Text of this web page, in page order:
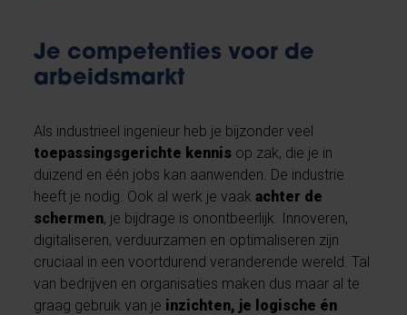
Je competenties voor de
arbeidsmarkt
Als industrieel ingenieur heb je bijzonder veel
toepassingsgerichte kennis op zak, die je in
duizend en één jobs kan aanwenden. De industrie
heeft je nodig. Ook al werk je vaak achter de
schermen, je bijdrage is onontbeerlijk. Innoveren,
digitaliseren, verduurzamen en optimaliseren zijn
cruciaal in een voortdurend veranderende wereld. Tal
van bedrijven en organisaties maken dus maar al te
graag gebruik van je inzichten, je logische én